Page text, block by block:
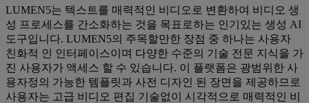
LUMEN5는 텍스트를 매력적인 비디오로 변환하여 비디오 생
성 프로세스를 간소화하는 것을 목표로하는 인기있는 생성 AI
도구입니다. LUMEN5의 주목할만한 장점 중 하나는 사용자
친화적 인 인터페이스이며 다양한 수준의 기술 전문 지식을 가
진 사용자가 액세스 할 수 있습니다. 이 플랫폼은 광범위한 사
용자정의 가능한 템플릿과 사전 디자인 된 장면을 제공하므로
사용자는 고급 비디오 편집 기술없이 시각적으로 매력적인 비